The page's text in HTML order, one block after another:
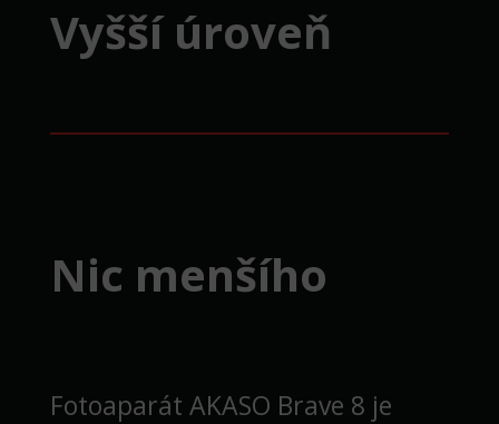
Vyšší úroveň
Nic menšího
Fotoaparát AKASO Brave 8 je